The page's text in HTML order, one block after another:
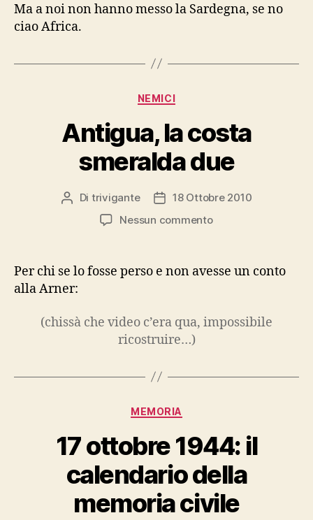
Ma a noi non hanno messo la Sardegna, se no
ciao Africa.
Categorie
NEMICI
Antigua, la costa
smeralda due
Autore
articolo
Di trivigante
Data
dell'articolo
18 Ottobre 2010
Nessun commentosu
costa
Per chi se lo fosse perso e non avesse un conto
alla Arner:
(chissà che video c’era qua, impossibile
ricostruire…)
Categorie
MEMORIA
17 ottobre 1944: il
calendario della
memoria civile